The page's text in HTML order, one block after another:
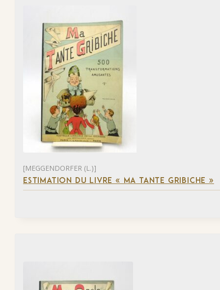
[MEGGENDORFER (L.)]
ESTIMATION DU LIVRE « MA TANTE GRIBICHE »